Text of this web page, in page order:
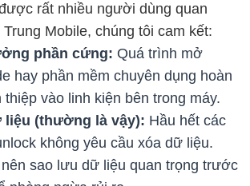
rất nhiều người dùng quan
Mobile, chúng tôi cam kết:
phần cứng: Quá trình mở
hay phần mềm chuyên dụng hoàn
thiệp vào linh kiện bên trong máy.
liệu (thường là vậy): Hầu hết các
không yêu cầu xóa dữ liệu.
sao lưu dữ liệu quan trọng trước